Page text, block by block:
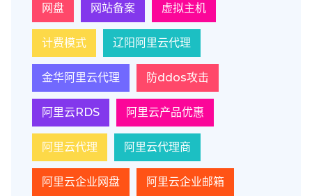
网盘 网站备案 虚拟主机
计费模式 辽阳阿里云代理
金华阿里云代理 防ddos攻击
阿里云RDS 阿里云产品优惠
阿里云代理 阿里云代理商
阿里云企业网盘 阿里云企业邮箱